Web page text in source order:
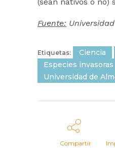
Fuente:
Etiquetas: Ciencia
Especies invasoras
Universidad de
Compartir